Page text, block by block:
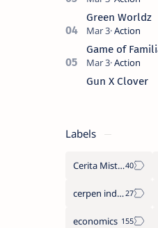
Green Worldz
Game of
Gun X Clover
Labels
Cerita Misteri
cerpen indonesia
economics